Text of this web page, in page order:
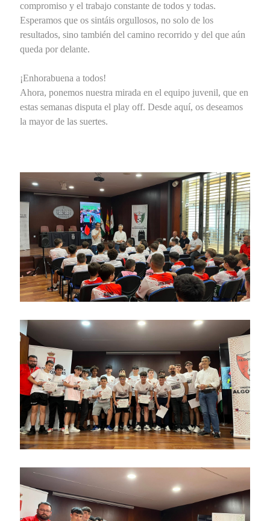
compromiso y el trabajo constante de todos y todas.
Esperamos que os sintáis orgullosos, no solo de los
resultados, sino también del camino recorrido y del que aún
queda por delante.
¡Enhorabuena a todos!
Ahora, ponemos nuestra mirada en el equipo juvenil, que en
estas semanas disputa el play off. Desde aquí, os deseamos
la mayor de las suertes.